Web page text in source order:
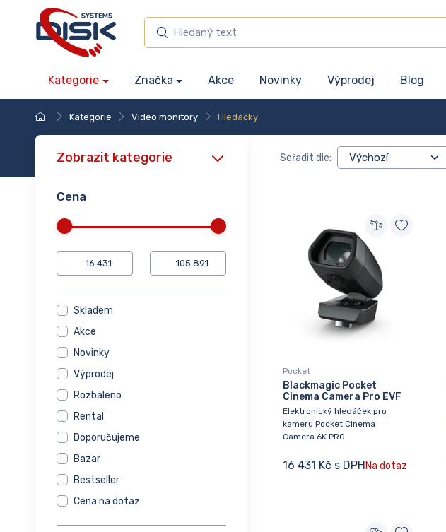
Kategorie Značka Akce Novinky Výprodej Blog
Kategorie Video monitory Hledáčky
Zobrazit kategorie
Cena
Skladem
Akce
Novinky
Výprodej
Rozbaleno
Rental
Doporučujeme
Bazar
Bestseller
Cena na dotaz
Seřadit dle:
Pocket
Blackmagic Pocket
Cinema Camera Pro EVF
Elektronický hledáček pro
kameru Pocket Cinema
Camera 6K PRO
16 431 Kč s DPHNa dotaz